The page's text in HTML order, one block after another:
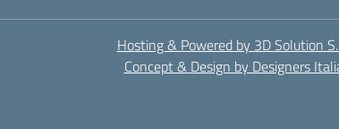
Hosting & Powered by 3D Solution
Concept & Design by Designers